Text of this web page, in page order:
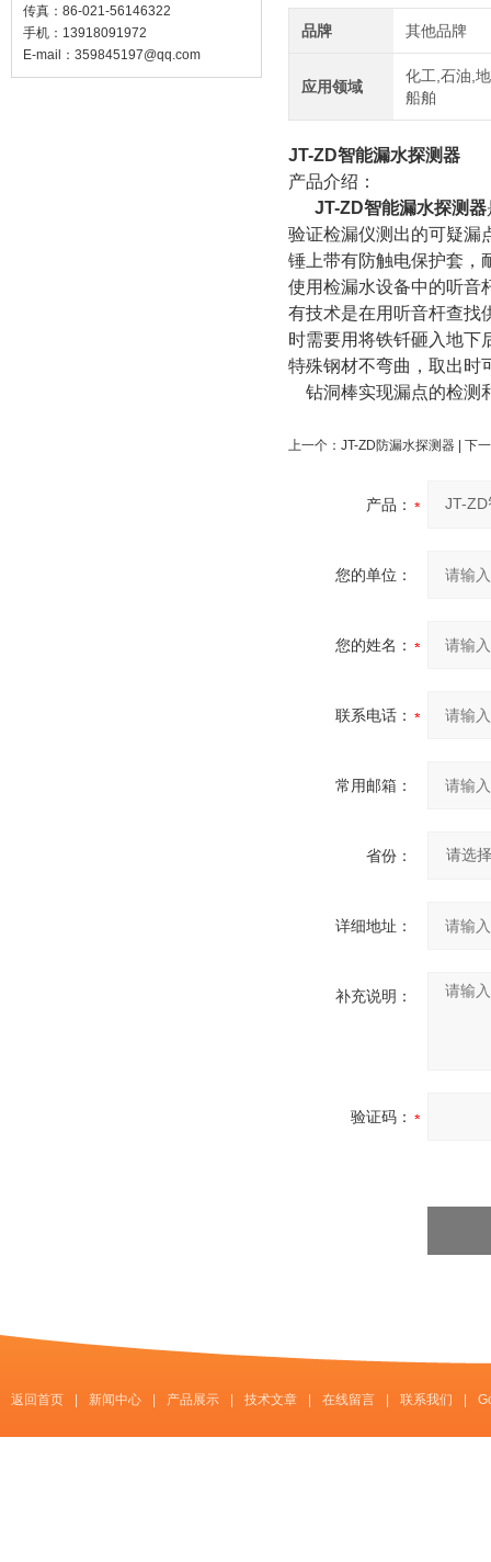
传真：86-021-56146322
手机：13918091972
E-mail： 359845197@qq.com
品牌 其他品牌
应用领域
化工,石油,
船舶
JT-ZD智能漏水探测器
产品介绍：
JT-ZD智能漏水探测器
验证检漏仪测出的可疑漏
锤上带有防触电保护套，
使用检漏水设备中的听音
有技术是在用听音杆查找
时需要用将铁钎砸入地下
特殊钢材不弯曲，取出时
钻洞棒实现漏点的检测
上一个： JT-ZD防漏水探测器 | 下
产品：
您的单位：
您的姓名：
联系电话：
常用邮箱：
省份：
详细地址：
补充说明：
验证码：
返回首页 新闻中心 产品展示 技术文章 在线留言 联系我们